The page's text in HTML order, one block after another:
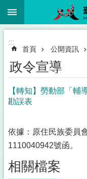
跳到主要內容區塊
:::
首頁 公開資訊
政令宣導
【轉知】勞動部「輔
勘誤表
依據：原住民族委員
1110040942號函。
相關檔案